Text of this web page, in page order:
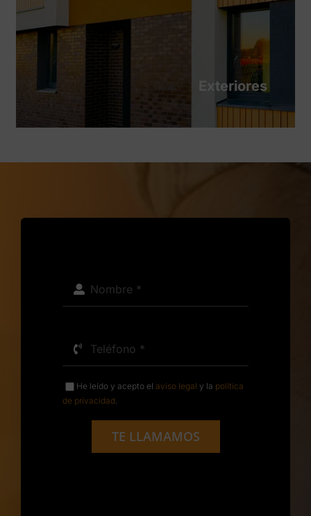
Exteriores
He leído y acepto el aviso legal y la política
de privacidad.
TE LLAMAMOS